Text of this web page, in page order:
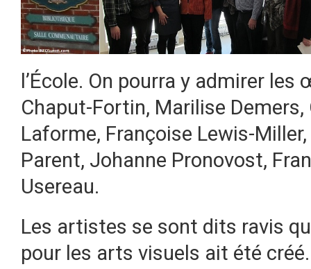
l’École. On pourra y admirer
Chaput-Fortin, Marilise Demers,
Laforme, Françoise Lewis-
Parent, Johanne Pronovost,
Usereau.
Les artistes se sont dits ravis
pour les arts visuels ait été créé.